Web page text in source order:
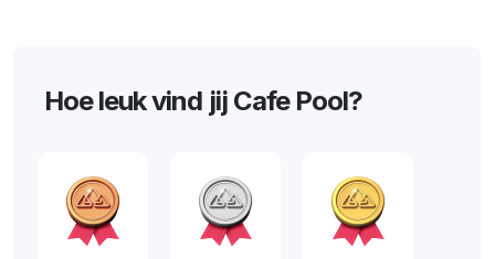
Hoe leuk vind jij Cafe Pool?